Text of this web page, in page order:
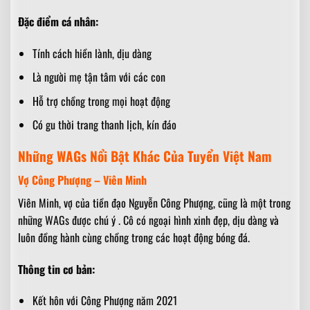
Đặc điểm cá nhân:
Tính cách hiền lành, dịu dàng
Là người mẹ tận tâm với các con
Hỗ trợ chồng trong mọi hoạt động
Có gu thời trang thanh lịch, kín đáo
Những WAGs Nổi Bật Khác Của Tuyển Việt Nam
Vợ Công Phượng – Viên Minh
Viên Minh, vợ của tiền đạo Nguyễn Công Phượng, cũng là một trong
những WAGs được chú ý . Cô có ngoại hình xinh đẹp, dịu dàng và
luôn đồng hành cùng chồng trong các hoạt động bóng đá.
Thông tin cơ bản:
Kết hôn với Công Phượng năm 2021